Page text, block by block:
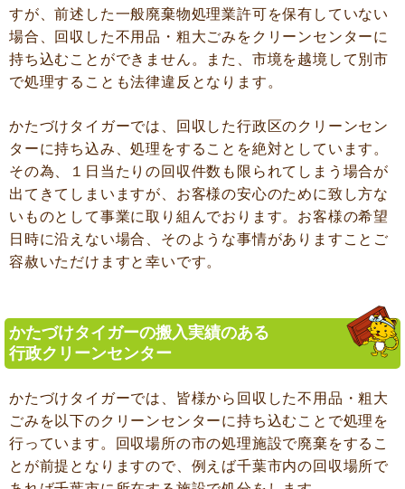
すが、前述した一般廃棄物処理業許可を保有していない
場合、回収した不用品・粗大ごみをクリーンセンターに
持ち込むことができません。また、市境を越境して別市
で処理することも法律違反となります。
かたづけタイガーでは、回収した行政区のクリーンセン
ターに持ち込み、処理をすることを絶対としています。
その為、１日当たりの回収件数も限られてしまう場合が
出てきてしまいますが、お客様の安心のために致し方な
いものとして事業に取り組んでおります。お客様の希望
日時に沿えない場合、そのような事情がありますことご
容赦いただけますと幸いです。
かたづけタイガーの搬入実績のある
行政クリーンセンター
かたづけタイガーでは、皆様から回収した不用品・粗大
ごみを以下のクリーンセンターに持ち込むことで処理を
行っています。回収場所の市の処理施設で廃棄をするこ
とが前提となりますので、例えば千葉市内の回収場所で